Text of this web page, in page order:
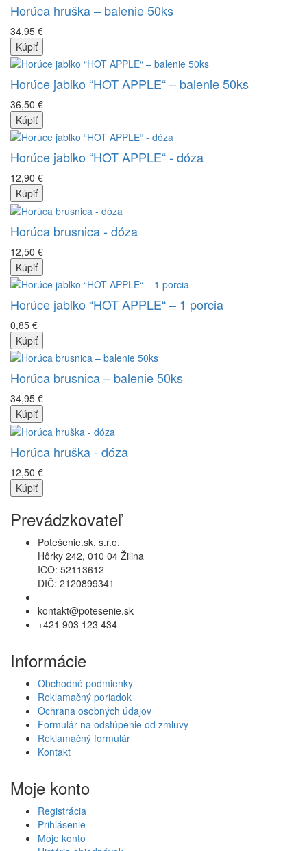
Horúca hruška – balenie 50ks
34,95 €
Kúpiť
Horúce jablko “HOT APPLE“ – balenie 50ks
36,50 €
Kúpiť
Horúce jablko “HOT APPLE“ - dóza
12,90 €
Kúpiť
Horúca brusnica - dóza
12,50 €
Kúpiť
Horúce jablko “HOT APPLE“ – 1 porcia
0,85 €
Kúpiť
Horúca brusnica – balenie 50ks
34,95 €
Kúpiť
Horúca hruška - dóza
12,50 €
Kúpiť
Prevádzkovateľ
Potešenie.sk, s.r.o.
Hôrky 242, 010 04 Žilina
IČO: 52113612
DIČ: 2120899341
kontakt@potesenie.sk
+421 903 123 434
Informácie
Obchodné podmienky
Reklamačný poriadok
Ochrana osobných údajov
Formulár na odstúpenie od zmluvy
Reklamačný formulár
Kontakt
Moje konto
Registrácia
Prihlásenie
Moje konto